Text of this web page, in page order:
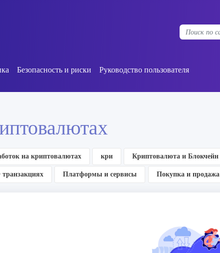
Безопасность и риски Руководство пользователя
на криптовалютах кри Криптовалюта и Блокчейн
Платформы и сервисы Покупка и продажа